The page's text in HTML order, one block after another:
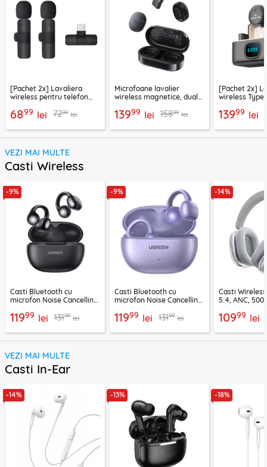
[Pachet 2x] Lavaliera
wireless pentru telefon
XtreamMic LW2
6899 lei 7299 lei
Microfoane lavalier
wireless magnetice, dual
13999 lei 15899 lei
[Pachet 2x]
wireless
13999 lei
VEZI MAI MULTE
Casti Wireless
-9%
Casti Bluetooth cu
microfon Noise Cancelling
11999 lei 13199 lei
-9%
Casti Bluetooth cu
microfon Noise Cancelling
11999 lei 13199 lei
-14%
Casti
5.4, ANC,
10999 lei
VEZI MAI MULTE
Casti In-Ear
-14% -13% -18%